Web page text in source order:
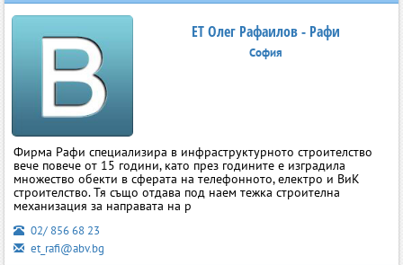
ЕТ Олег Рафаилов - Рафи
София
Фирма Рафи специализира в инфраструктурното строителство
вече повече от 15 години, като през годините е изградила
множество обекти в сферата на телефонното, електро и ВиК
строителство. Тя също отдава под наем тежка строителна
механизация за направата на р
02/ 856 68 23
et_rafi@abv.bg